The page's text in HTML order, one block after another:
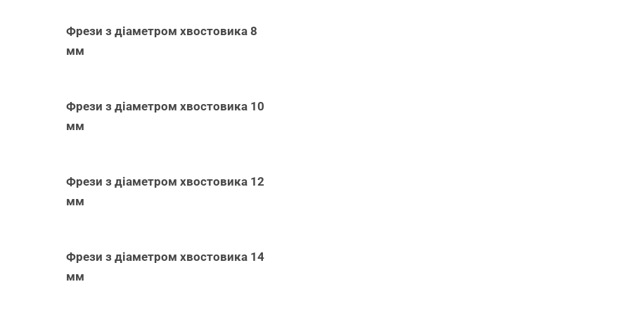
Фрези з діаметром хвостовика 8
мм
Фрези з діаметром хвостовика 10
мм
Фрези з діаметром хвостовика 12
мм
Фрези з діаметром хвостовика 14
мм